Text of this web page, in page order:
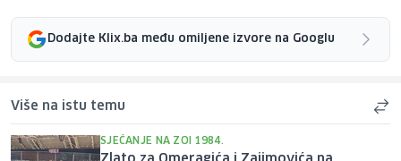
Dodajte Klix.ba među omiljene izvore na Googlu
Više na istu temu
SJEĆANJE NA ZOI 1984.